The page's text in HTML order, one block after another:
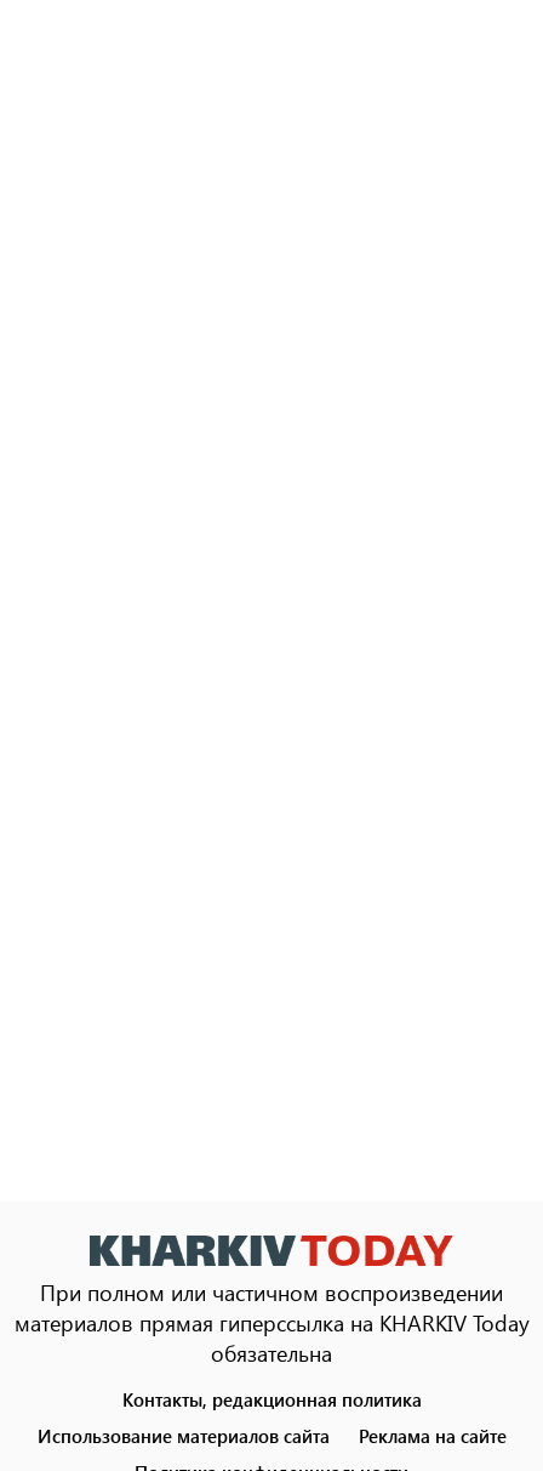
При полном или частичном воспроизведении
материалов прямая гиперссылка на KHARKIV Today
обязательна
menu
Контакты, редакционная политика
Использование материалов сайта
Реклама на сайте